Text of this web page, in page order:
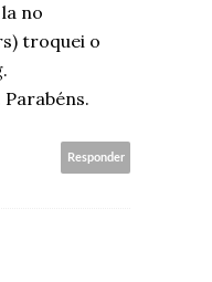
no
troquei o
Responder